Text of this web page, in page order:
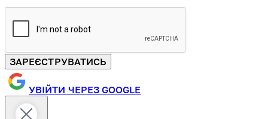
ЗАРЕЄСТРУВАТИСЬ
УВІЙТИ ЧЕРЕЗ GOOGLE